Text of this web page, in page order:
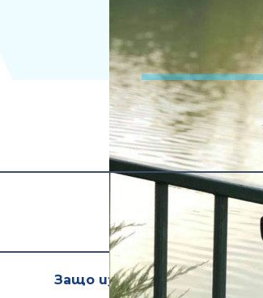
Изключително
Защо избра точно този